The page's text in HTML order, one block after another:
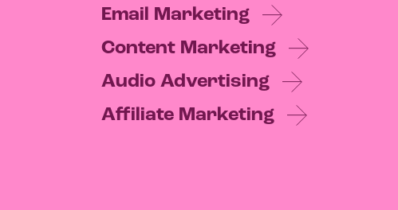
Email Marketing
Content Marketing
Audio Advertising
Affiliate Marketing